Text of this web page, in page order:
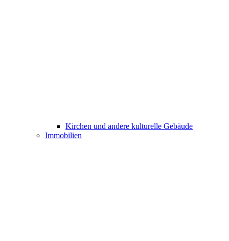
Kirchen und andere kulturelle Gebäude
Immobilien